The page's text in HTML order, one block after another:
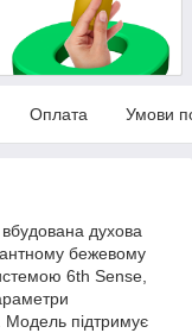
Оплата Умови
духова
бежевому
6th Sense,
Модель підтримує